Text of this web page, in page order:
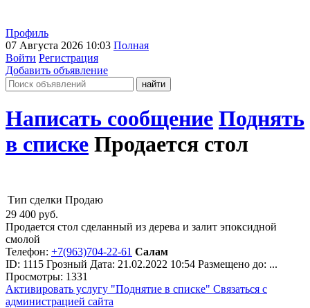
Профиль
07 Августа 2026 10:03 Полная
Войти Регистрация
Добавить объявление
Написать сообщение Поднять
в списке Продается стол
Тип сделки Продаю
29 400 руб.
Продается стол сделанный из дерева и залит эпоксидной
смолой
Телефон: +7(963)704-22-61 Салам
ID: 1115 Грозный Дата: 21.02.2022 10:54 Размещено до: ...
Просмотры: 1331
Активировать услугу "Поднятие в списке" Связаться с
администрацией сайта